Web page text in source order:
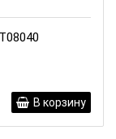
В корзину